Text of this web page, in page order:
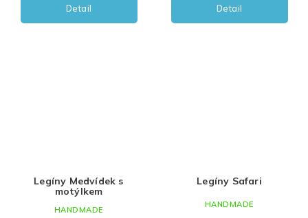
Detail Detail
Legíny Medvídek s
motýlkem
HANDMADE
Legíny Safari
HANDMADE